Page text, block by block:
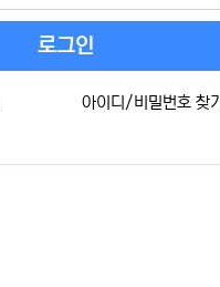
로그인
아이디/비밀번호 찾기